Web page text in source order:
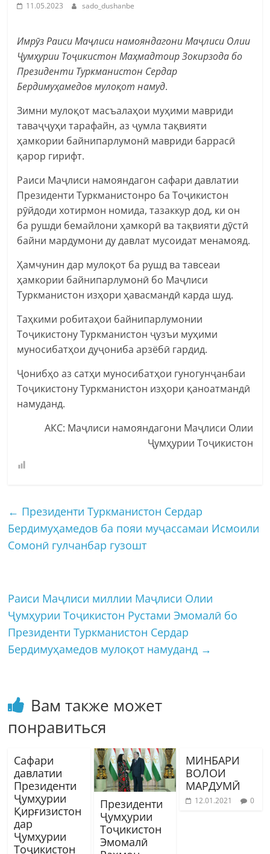
11.05.2023 sado_dushanbe
Имрӯз Раиси Маҷлиси намояндагони Маҷлиси Олии
Ҷумҳурии Тоҷикистон Маҳмадтоир Зокирзода бо
Президенти Туркманистон Сердар
Бердимуҳамедов мулоқот намуд.
Зимни мулоқот масъалаҳои муҳими мавриди
таваҷҷуҳи тарафайн, аз ҷумла тақвияти
ҳамкории байнипарлумонӣ мавриди баррасӣ
қарор гирифт.
Раиси Маҷлиси намояндагон сафари давлатии
Президенти Туркманистонро ба Тоҷикистон
рӯйдоди хотирмон номида, тазаккур дод, ки он
ба рушди бемайлони ҳамкорӣ ва тақвияти дӯстӣ
байни мардумони ду давлат мусоидат менамояд.
Ҳамчунин дар мулоқот ба рушд ва тавсеаи
ҳамкории байнипарлумонӣ бо Маҷлиси
Туркманистон изҳори ҳавасмандӣ карда шуд.
Таҳкими робитаҳои байнипарлумонии
Тоҷикистону Туркманистон ҷузъи муҳими
муносибатҳои дуҷониба арзёбӣ гардид.
Ҷонибҳо аз сатҳи муносибатҳои гуногунҷанбаи
Тоҷикистону Туркманистон изҳори қаноатмандӣ
намуданд.
АКС: Маҷлиси намояндагони Маҷлиси Олии
Ҷумҳурии Тоҷикистон
← Президенти Туркманистон Сердар
Бердимуҳамедов ба пояи муҷассамаи Исмоили
Сомонӣ гулчанбар гузошт
Раиси Маҷлиси миллии Маҷлиси Олии
Ҷумҳурии Тоҷикистон Рустами Эмомалӣ бо
Президенти Туркманистон Сердар
Бердимуҳамедов мулоқот намуданд →
Вам также может
понравиться
Сафари
давлатии
Президенти
Ҷумҳурии
Қирғизистон
дар
Ҷумҳурии
Тоҷикистон
Президенти
Ҷумҳурии
Тоҷикистон
Эмомалӣ
МИНБАРИ
ВОЛОИ
МАРДУМӢ
12.01.2021 0